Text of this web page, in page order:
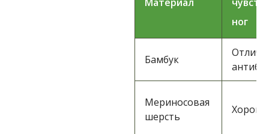
ног
Бамбук
Мериносовая
шерсть
Хорошо